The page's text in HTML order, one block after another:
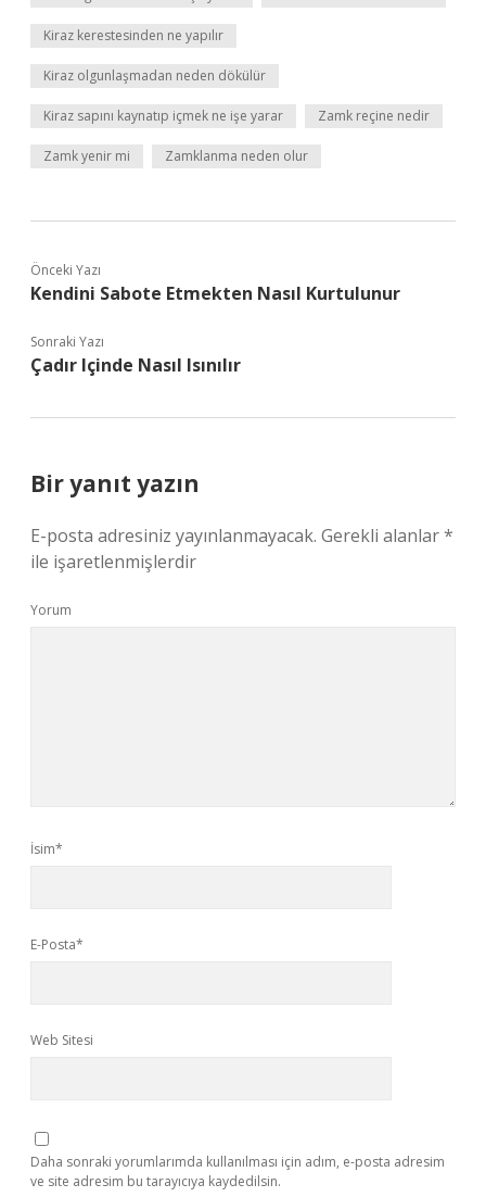
Kiraz kerestesinden ne yapılır
Kiraz olgunlaşmadan neden dökülür
Kiraz sapını kaynatıp içmek ne işe yarar Zamk reçine nedir
Zamk yenir mi Zamklanma neden olur
Önceki Yazı
Kendini Sabote Etmekten Nasıl Kurtulunur
Sonraki Yazı
Çadır Içinde Nasıl Isınılır
Bir yanıt yazın
E-posta adresiniz yayınlanmayacak. Gerekli alanlar*
ile işaretlenmişlerdir
Yorum
İsim*
E-Posta*
Web Sitesi
Daha sonraki yorumlarımda kullanılması için adım, e-posta adresim
ve site adresim bu tarayıcıya kaydedilsin.